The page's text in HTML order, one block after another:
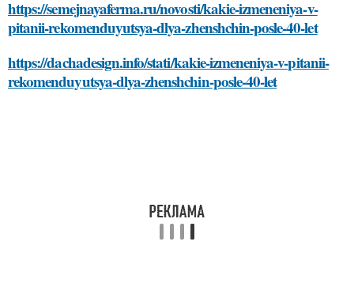
https://semejnayaferma.ru/novosti/kakie-izmeneniya-v-
pitanii-rekomenduyutsya-dlya-zhenshchin-posle-40-let
https://dachadesign.info/stati/kakie-izmeneniya-v-pitanii-
rekomenduyutsya-dlya-zhenshchin-posle-40-let